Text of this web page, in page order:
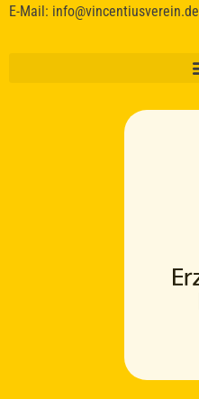
E-Mail: info@vincentiusverein.de